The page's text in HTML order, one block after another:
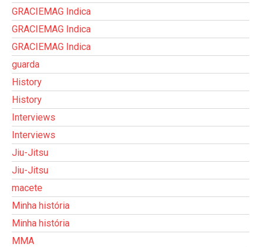
GRACIEMAG Indica
GRACIEMAG Indica
GRACIEMAG Indica
guarda
History
History
Interviews
Interviews
Jiu-Jitsu
Jiu-Jitsu
macete
Minha história
Minha história
MMA